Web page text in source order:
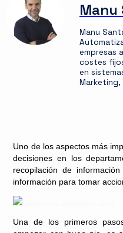
Manu
Manu
empresas
costes
en
Marketing,
Uno de los aspectos más
decisiones en los
recopilación de
información para tomar
Una de los primeros